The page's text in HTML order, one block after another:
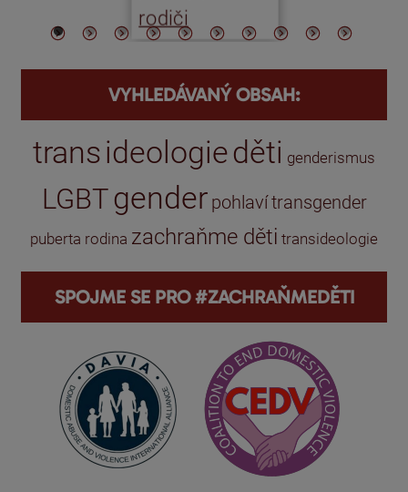
rodiči
VYHLEDÁVANÝ OBSAH:
transideologieděti genderismus
LGBT gender pohlavítransgender
puberta rodina zachraňme děti transideologie
SPOJME SE PRO #ZACHRAŇMEDĚTI